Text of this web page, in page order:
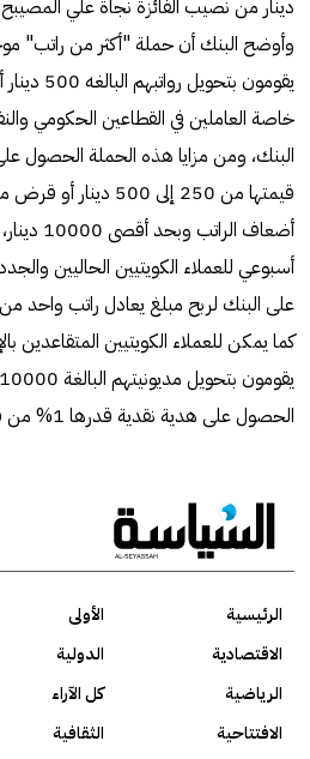
دينار من نصيب الفائزة نجاة علي
وأوضح البنك أن حملة "أكثر من راتب"
يقومون
خاصة العاملين في القطاعين الحكومي
البنك، ومن مزايا هذه الحملة الحصول
أضعاف
أسبوعي للعملاء الكويتيين الحاليين
على البنك لربح مبلغ يعادل راتب واحد من
كما يمكن للعملاء الكويتيين المتقاعدين
الحصول على هدية نقدية قدرها 1% من قيمة المديونية المحولة.
الرئيسية الأولى
الاقتصادية
الدولية
الرياضية
كل الآراء
الافتتاحية
الثقافية